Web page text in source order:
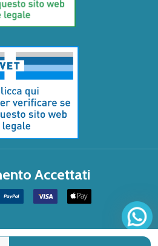
Accettati